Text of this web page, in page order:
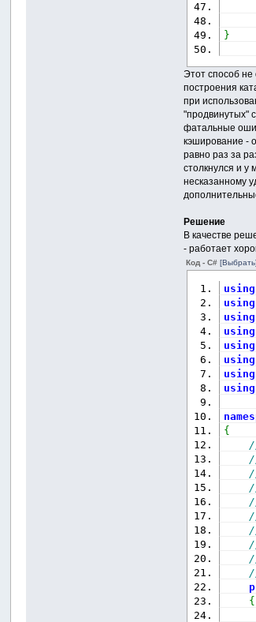
}
Этот способ не
построения
при
"продвинутых"
фатальные
кэширование -
равно раз за
столкнулся и у
несказанному
Решение
В качестве
- работает
Код - C#[Выбрать]
using
using
using
using
using
using
using
using
{
{